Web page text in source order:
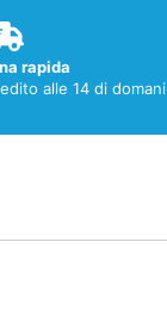
rapida
alle 14 di domani